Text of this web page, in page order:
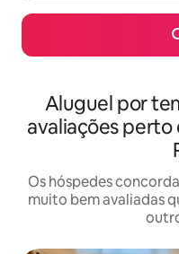
Aluguel por
avaliações
Os hóspedes
muito bem avaliadas